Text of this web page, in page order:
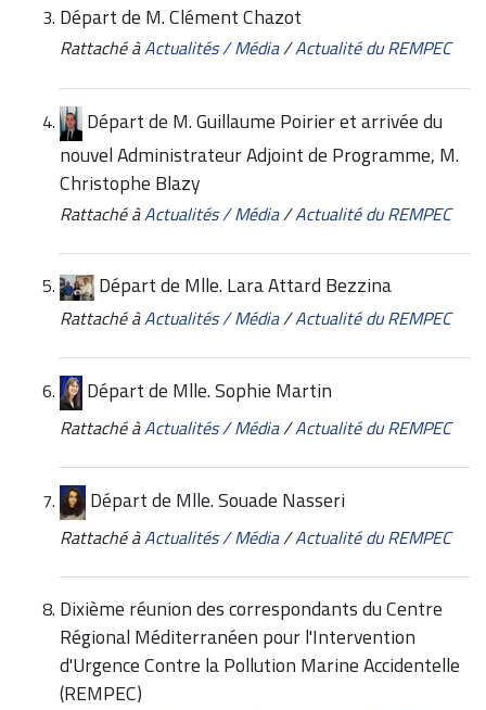
Départ de M. Clément Chazot
Rattaché àActualités / Média/Actualité du REMPEC
Départ de M. Guillaume Poirier et arrivée du
nouvel Administrateur Adjoint de Programme, M.
Christophe Blazy
Rattaché àActualités / Média/Actualité du REMPEC
Départ de Mlle. Lara Attard Bezzina
Rattaché àActualités / Média/Actualité du REMPEC
Départ de Mlle. Sophie Martin
Rattaché àActualités / Média/Actualité du REMPEC
Départ de Mlle. Souade Nasseri
Rattaché àActualités / Média/Actualité du REMPEC
Dixième réunion des correspondants du Centre
Régional Méditerranéen pour l'Intervention
d'Urgence Contre la Pollution Marine Accidentelle
(REMPEC)